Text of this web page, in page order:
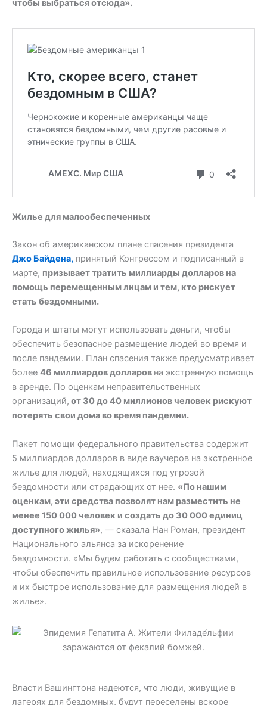
чтобы выбраться отсюда».
Жилье для малообеспеченных
Закон об американском плане спасения президента
Джо Байдена, принятый Конгрессом и подписанный в
марте, призывает тратить миллиарды долларов на
помощь перемещенным лицам и тем, кто рискует
стать бездомными.
Города и штаты могут использовать деньги, чтобы
обеспечить безопасное размещение людей во время и
после пандемии. План спасения также предусматривает
более 46 миллиардов долларов на экстренную помощь
в аренде. По оценкам неправительственных
организаций, от 30 до 40 миллионов человек рискуют
потерять свои дома во время пандемии.
Пакет помощи федерального правительства содержит
5 миллиардов долларов в виде ваучеров на экстренное
жилье для людей, находящихся под угрозой
бездомности или страдающих от нее. «По нашим
оценкам, эти средства позволят нам разместить не
менее 150 000 человек и создать до 30 000 единиц
доступного жилья», — сказала Нан ​​Роман, президент
Национального альянса за искоренение
бездомности. «Мы будем работать с сообществами,
чтобы обеспечить правильное использование ресурсов
и их быстрое использование для размещения людей в
жилье».
Власти Вашингтона надеются, что люди, живущие в
лагерях для бездомных, будут переселены вскоре